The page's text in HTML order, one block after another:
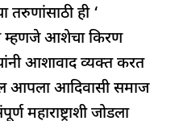
तरुणांसाठी ही ‘
म्हणजे आशेचा किरण
आशावाद व्यक्त करत
आपला आदिवासी समाज
महाराष्ट्राशी जोडला